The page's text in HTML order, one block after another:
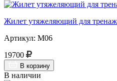
Жилет утяжеляющий для
Артикул: М06
19700
В корзину
В наличии